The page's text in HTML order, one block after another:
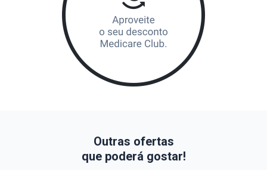
Outras ofertas
que poderá gostar!